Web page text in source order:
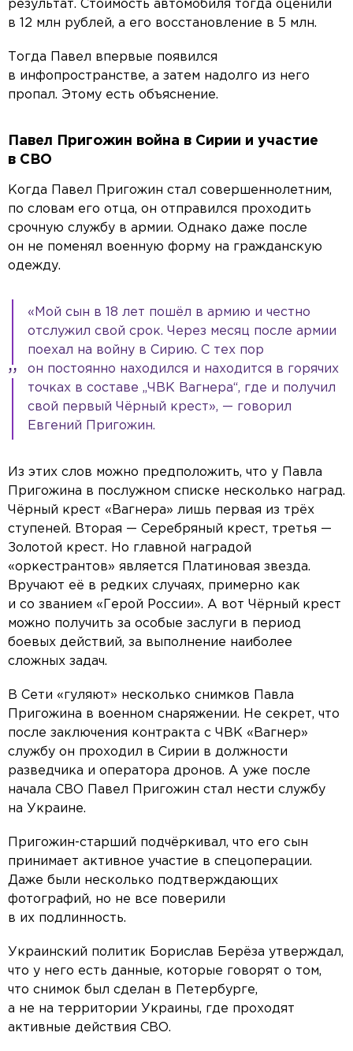
результат. Стоимость автомобиля тогда оценили
в 12 млн рублей, а его восстановление в 5 млн.
Тогда Павел впервые появился
в инфопространстве, а затем надолго из него
пропал. Этому есть объяснение.
Павел Пригожин война в Сирии и участие
в СВО
Когда Павел Пригожин стал совершеннолетним,
по словам его отца, он отправился проходить
срочную службу в армии. Однако даже после
он не поменял военную форму на гражданскую
одежду.
«Мой сын в 18 лет пошёл в армию и честно
отслужил свой срок. Через месяц после армии
поехал на войну в Сирию. С тех пор
он постоянно находился и находится в горячих
точках в составе „ЧВК Вагнера“, где и получил
свой первый Чёрный крест», — говорил
Евгений Пригожин.
Из этих слов можно предположить, что у Павла
Пригожина в послужном списке несколько наград.
Чёрный крест «Вагнера» лишь первая из трёх
ступеней. Вторая — Серебряный крест, третья —
Золотой крест. Но главной наградой
«оркестрантов» является Платиновая звезда.
Вручают её в редких случаях, примерно как
и со званием «Герой России». А вот Чёрный крест
можно получить за особые заслуги в период
боевых действий, за выполнение наиболее
сложных задач.
В Сети «гуляют» несколько снимков Павла
Пригожина в военном снаряжении. Не секрет, что
после заключения контракта с ЧВК «Вагнер»
службу он проходил в Сирии в должности
разведчика и оператора дронов. А уже после
начала СВО Павел Пригожин стал нести службу
на Украине.
Пригожин-старший подчёркивал, что его сын
принимает активное участие в спецоперации.
Даже были несколько подтверждающих
фотографий, но не все поверили
в их подлинность.
Украинский политик Борислав Берёза утверждал,
что у него есть данные, которые говорят о том,
что снимок был сделан в Петербурге,
а не на территории Украины, где проходят
активные действия СВО.